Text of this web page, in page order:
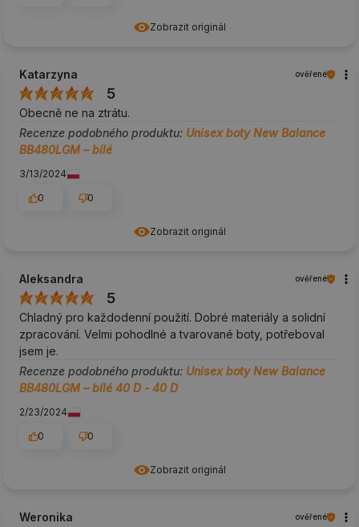
Zobrazit originál
Zobrazit originál
Katarzyna ověřené
5
Obecně ne na ztrátu.
Recenze podobného produktu: Unisex boty New Balance
BB480LGM – bílé
3/13/2024
0
0
Zobrazit originál
Aleksandra ověřené
5
Chladný pro každodenní použití. Dobré materiály a solidní
zpracování. Velmi pohodlné a tvarované boty, potřeboval
jsem je.
Recenze podobného produktu: Unisex boty New Balance
BB480LGM – bílé 40 D - 40 D
2/23/2024
0
0
Weronika ověřené